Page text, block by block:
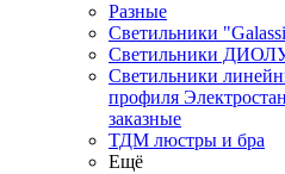
Разные
Светильники
Светильники
Светильники
профиля
заказные
ТДМ люстры и бра
Ещё